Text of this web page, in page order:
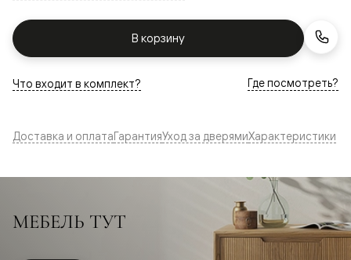
В корзину
Что входит в комплект? Где посмотреть?
Доставка и оплатаГарантияУход за дверямиХарактеристики
МЕБЕЛЬ ТУТ